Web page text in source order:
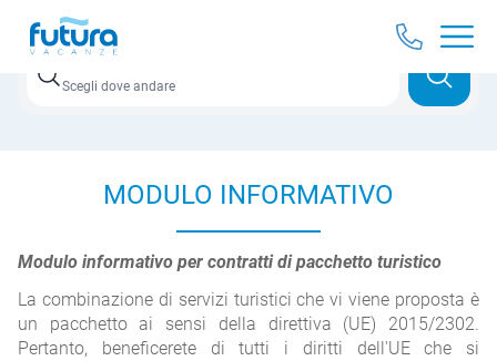
Scegli dove andare
MODULO INFORMATIVO
Modulo informativo per contratti di pacchetto turistico
La combinazione di servizi turistici che vi viene proposta è
un pacchetto ai sensi della direttiva (UE) 2015/2302.
Pertanto, beneficerete di tutti i diritti dell'UE che si